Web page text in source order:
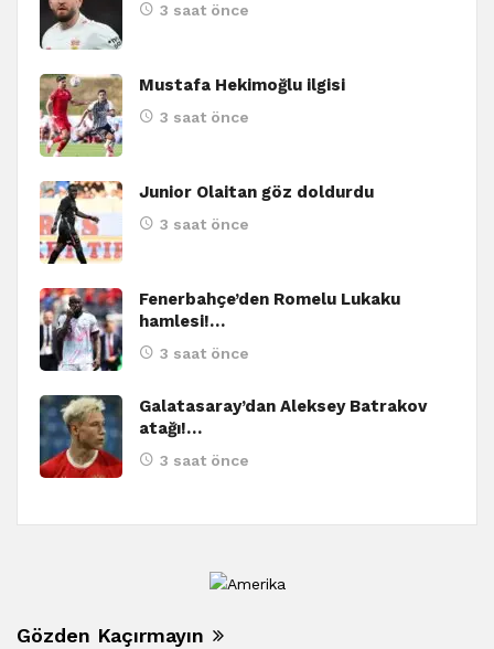
3 saat önce
Mustafa Hekimoğlu ilgisi
3 saat önce
Junior Olaitan göz doldurdu
3 saat önce
Fenerbahçe’den Romelu Lukaku
hamlesi!…
3 saat önce
Galatasaray’dan Aleksey Batrakov
atağı!…
3 saat önce
Gözden Kaçırmayın